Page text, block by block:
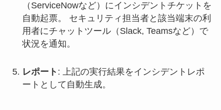
（ServiceNowなど）にインシデントチケットを
自動起票。 セキュリティ担当者と該当端末の利
用者にチャットツール（Slack, Teamsなど）で
状況を通知。
レポート : 上記の実行結果をインシデントレポ
ートとして自動生成。